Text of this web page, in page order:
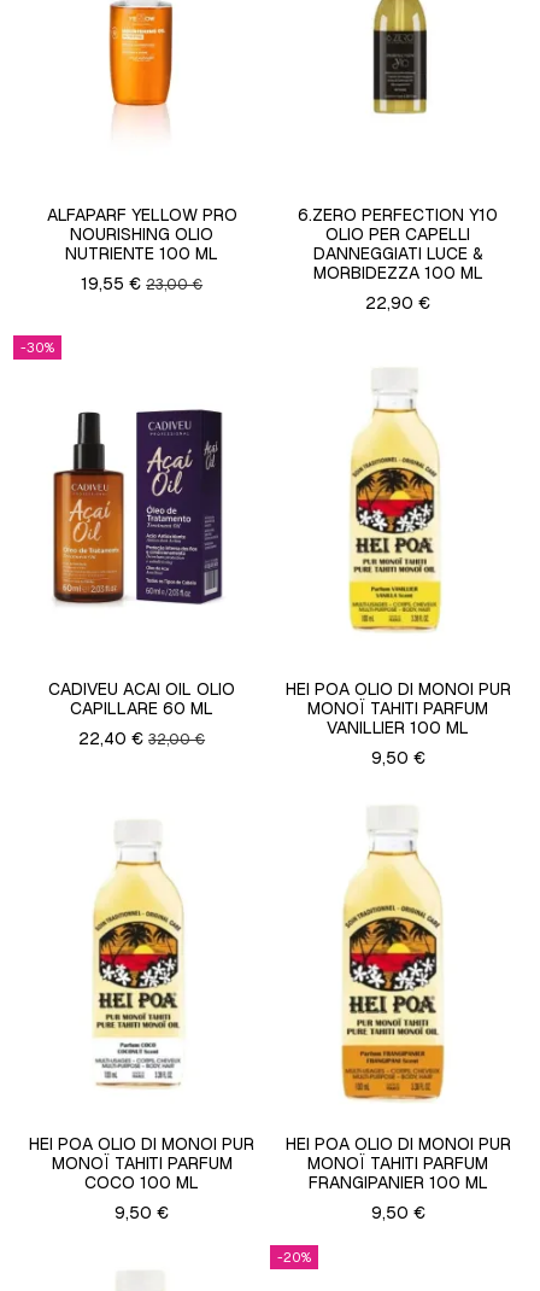
ALFAPARF YELLOW PRO
NOURISHING OLIO
NUTRIENTE 100 ML
19,55 €23,00 €
6.ZERO PERFECTION Y10
OLIO PER CAPELLI
DANNEGGIATI LUCE &
MORBIDEZZA 100 ML
22,90 €
-30%
CADIVEU ACAI OIL OLIO
CAPILLARE 60 ML
22,40 €32,00 €
HEI POA OLIO DI MONOI PUR
MONOÏ TAHITI PARFUM
VANILLIER 100 ML
9,50 €
HEI POA OLIO DI MONOI PUR
MONOÏ TAHITI PARFUM
COCO 100 ML
9,50 €
HEI POA OLIO DI MONOI PUR
MONOÏ TAHITI PARFUM
FRANGIPANIER 100 ML
9,50 €
-20%